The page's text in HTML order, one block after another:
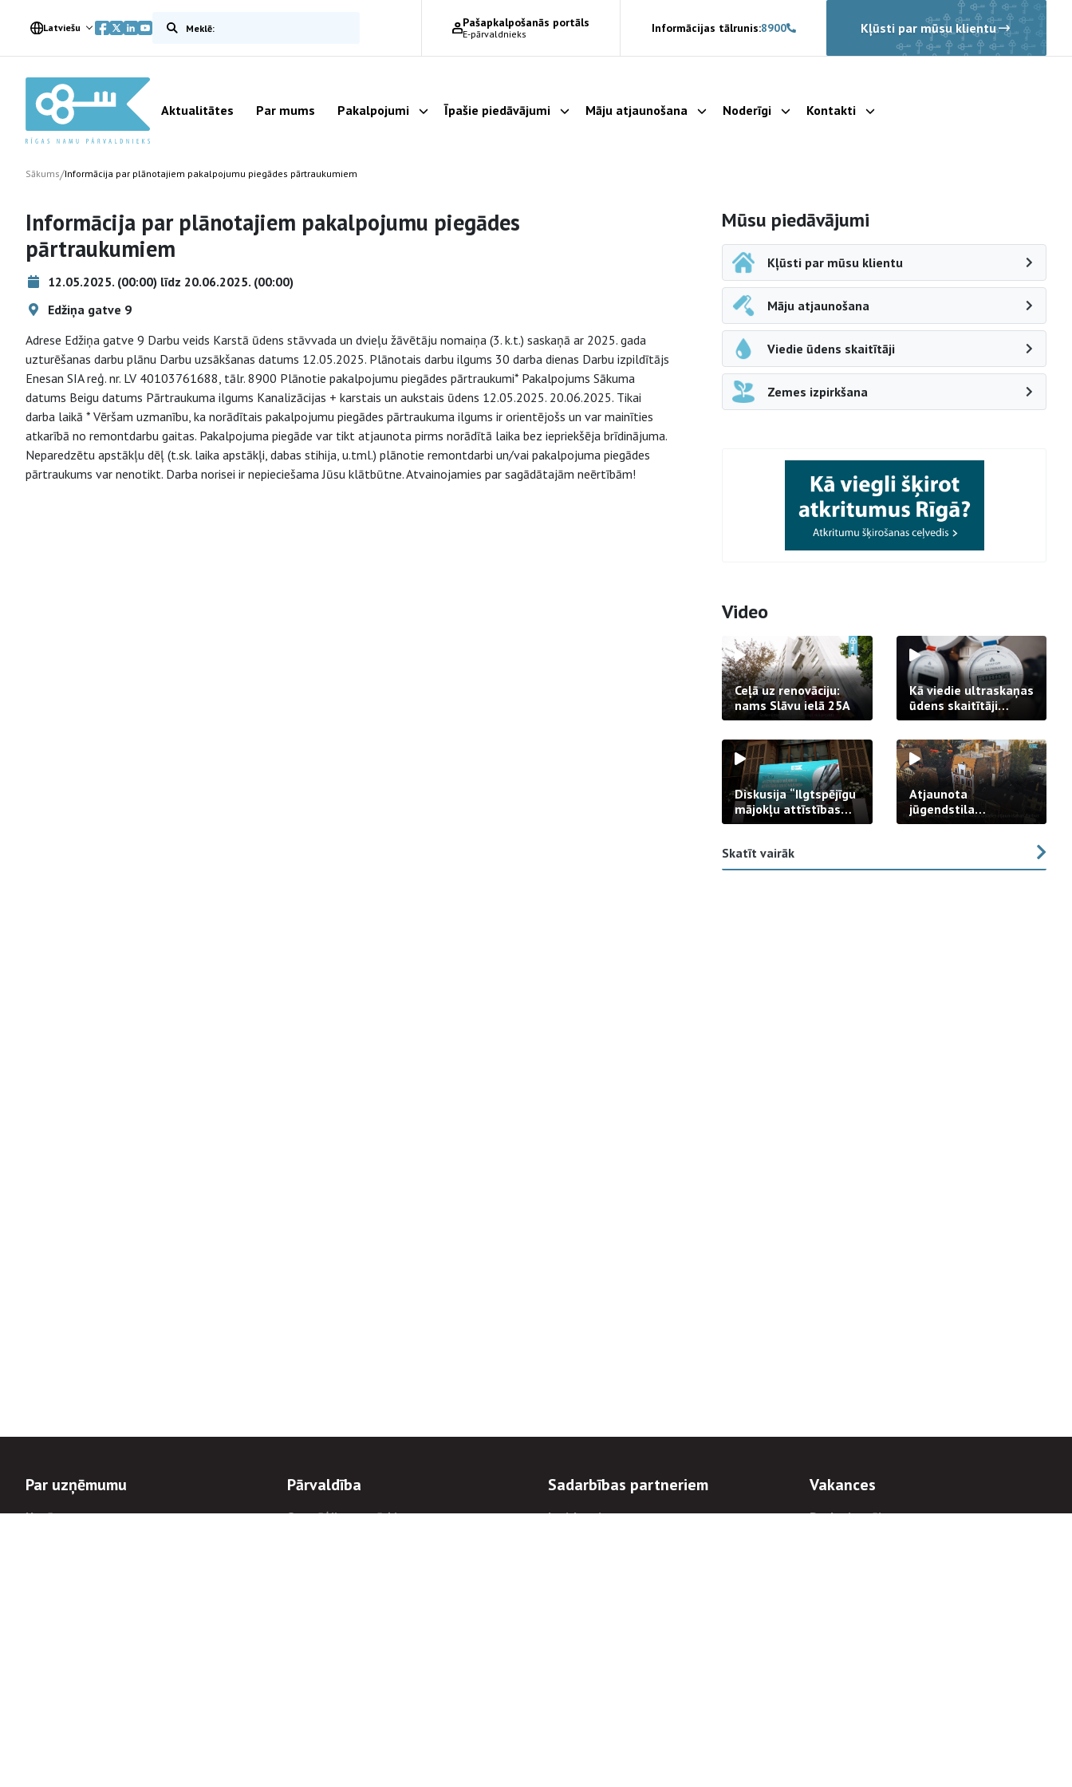
Latviešu Meklēt vietnē Pašapkalpošanās portāls
E-pārvaldnieks Informācijas tālrunis:8900 Kļūsti par mūsu klientu
Aktualitātes Par mums Pakalpojumi Parādīt apakšizvēlni
Īpašie piedāvājumi Parādīt apakšizvēlni
Māju atjaunošana Parādīt apakšizvēlni
Noderīgi Parādīt apakšizvēlni
Kontakti Parādīt apakšizvēlni
Sākums/Informācija par plānotajiem pakalpojumu piegādes pārtraukumiem
Informācija par plānotajiem pakalpojumu piegādes
pārtraukumiem
12.05.2025. (00:00) līdz 20.06.2025. (00:00)
Edžiņa gatve 9
Adrese Edžiņa gatve 9 Darbu veids Karstā ūdens stāvvada un dvieļu žāvētāju nomaiņa (3. k.t.) saskaņā ar 2025. gada
uzturēšanas darbu plānu Darbu uzsākšanas datums 12.05.2025. Plānotais darbu ilgums 30 darba dienas Darbu izpildītājs
Enesan SIA reģ. nr. LV 40103761688, tālr. 8900 Plānotie pakalpojumu piegādes pārtraukumi* Pakalpojums Sākuma
datums Beigu datums Pārtraukuma ilgums Kanalizācijas + karstais un aukstais ūdens 12.05.2025. 20.06.2025. Tikai
darba laikā * Vēršam uzmanību, ka norādītais pakalpojumu piegādes pārtraukuma ilgums ir orientējošs un var mainīties
atkarībā no remontdarbu gaitas. Pakalpojuma piegāde var tikt atjaunota pirms norādītā laika bez iepriekšēja brīdinājuma.
Neparedzētu apstākļu dēļ (t.sk. laika apstākļi, dabas stihija, u.tml.) plānotie remontdarbi un/vai pakalpojuma piegādes
pārtraukums var nenotikt. Darba norisei ir nepieciešama Jūsu klātbūtne. Atvainojamies par sagādātajām neērtībām!
Sāna navigācija
Mūsu piedāvājumi
Kļūsti par mūsu klientu
Māju atjaunošana
Viedie ūdens skaitītāji
Zemes izpirkšana
Video
Ceļā uz renovāciju:
nams Slāvu ielā 25A
Kā viedie ultraskaņas
ūdens skaitītāji
strādā praksē
Diskusija “Ilgtspējīgu
mājokļu attīstības
izaicinājums”
Atjaunota
jūgendstila
arhitektūras pērles
Skatīt vairāk
Par uzņēmumu
Uzņēmums
Pārvaldība
Stratēģija un mērķi
Sadarbības partneriem
Iepirkumi
Vakances
Darba iespējas